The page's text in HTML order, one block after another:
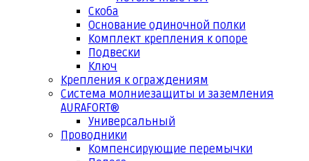
Скоба
Основание одиночной полки
Комплект крепления к опоре
Подвески
Ключ
Крепления к ограждениям
Система молниезащиты и заземления
AURAFORT®
Универсальный
Проводники
Компенсирующие перемычки